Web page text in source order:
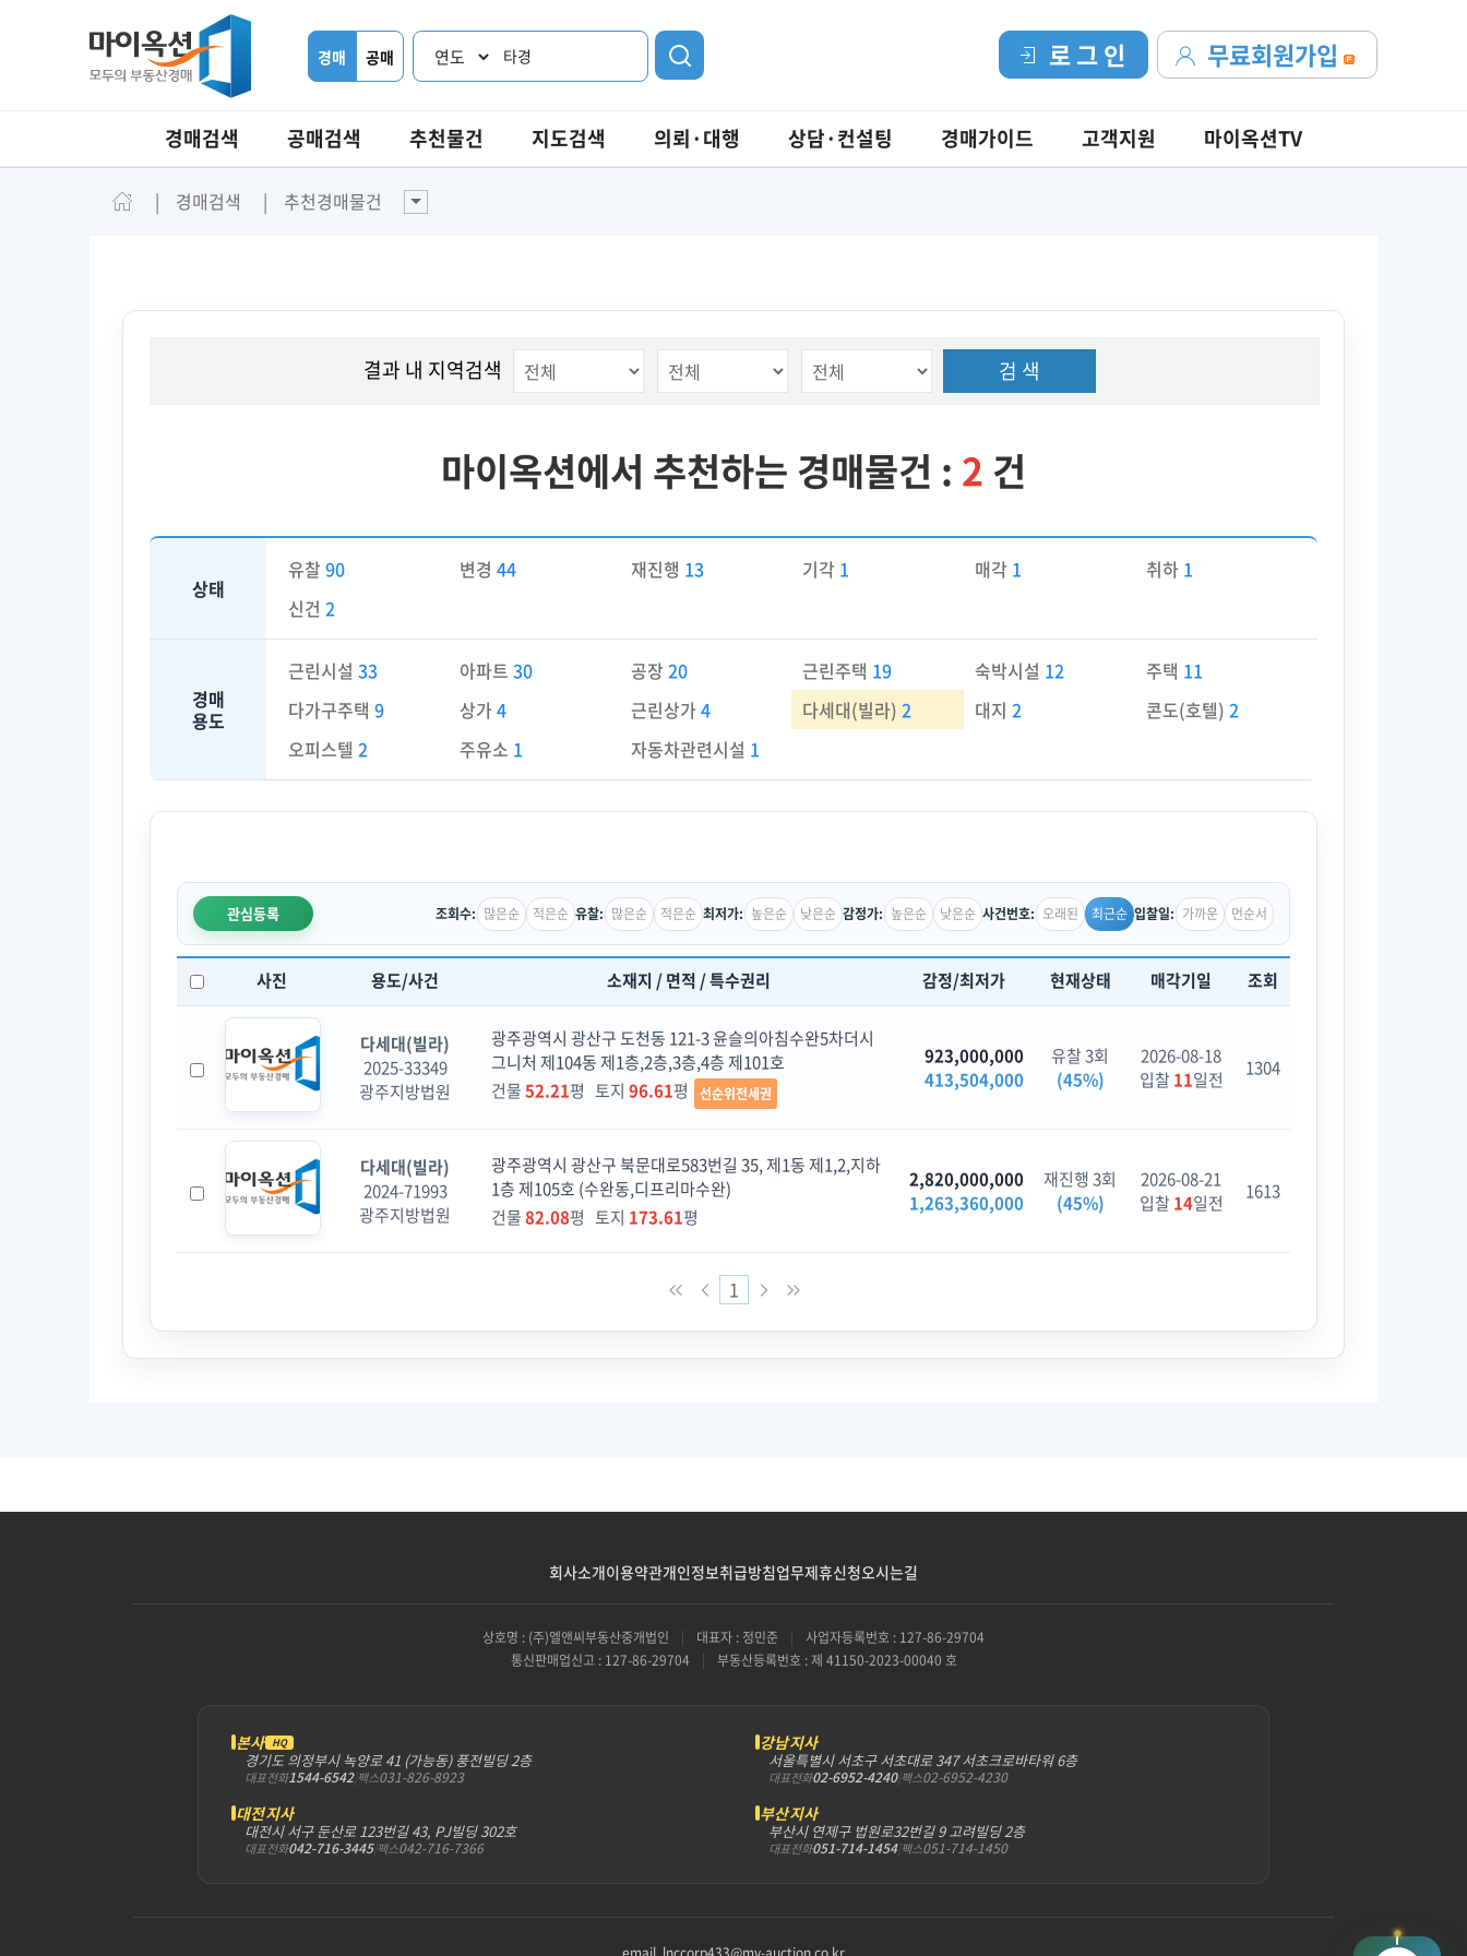
경매 공매 타경 무료회원가입
로 그 인
경매검색 공매검색 추천물건 지도검색 의뢰·대행 상담·컨설팅 경매가이드 고객지원 마이옥션TV
경매검색 추천경매물건
결과 내 지역검색 검 색
마이옥션에서 추천하는 경매물건 : 2 건
상태
유찰 90 변경44 재진행 13 기각 1 매각 1 취하 1
신건 2
경매
용도
근린시설 33 아파트30 공장20 근린주택 19 숙박시설 12 주택 11
다가구주택 9 상가4 근린상가4 다세대(빌라)2 대지 2 콘도(호텔) 2
오피스텔 2 주유소 1 자동차관련시설 1
관심등록 조회수: 많은순 적은순 유찰: 많은순 적은순 최저가: 높은순 낮은순 감정가: 높은순 낮은순 사건번호: 오래된 최근순 입찰일: 가까운 먼순서
사진 용도/사건 소재지 / 면적 / 특수권리 감정/최저가 현재상태 매각기일 조회
다세대(빌라)
2025-33349
광주지방법원
광주광역시 광산구 도천동 121-3 윤슬의아침수완5차더시
그니처 제104동 제1층,2층,3층,4층 제101호
건물52.21평 토지 96.61평 선순위전세권
923,000,000
413,504,000
유찰 3회
(45%)
2026-08-18
입찰11일전 1304
다세대(빌라)
2024-71993
광주지방법원
광주광역시 광산구 북문대로583번길 35, 제1동 제1,2,지하
1층 제105호 (수완동,디프리마수완)
건물82.08평 토지 173.61평
2,820,000,000
1,263,360,000
재진행 3회
(45%)
2026-08-21
입찰14일전 1613
1
회사소개이용약관개인정보취급방침업무제휴신청오시는길
상호명 : (주)엘앤씨부동산중개법인 | 대표자 : 정민준 |
사업자등록번호 : 127-86-29704
통신판매업신고 : 127-86-29704
| 부동산등록번호 : 제 41150-2023-00040 호
본사 HQ
경기도 의정부시 녹양로 41 (가능동) 풍전빌딩 2층
대표전화1544-6542|팩스031-826-8923
강남지사
서울특별시 서초구 서초대로 347 서초크로바타워 6층
대표전화02-6952-4240|팩스02-6952-4230
대전지사
대전시 서구 둔산로 123번길 43, PJ빌딩 302호
대표전화042-716-3445|팩스042-716-7366
부산지사
부산시 연제구 법원로32번길 9 고려빌딩 2층
대표전화051-714-1454|팩스051-714-1450